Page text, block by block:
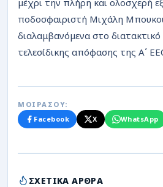
ποδοσφαιριστή Μιχάλη
διαλαμβανόμενα στο
τελεσίδικης απόφασης της Α΄
ΜΟΙΡΑΣΟΥ:
Facebook
X WhatsApp
ΣΧΕΤΙΚΑ ΑΡΘΡΑ